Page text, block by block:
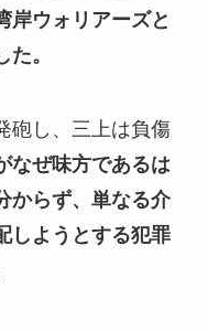
岸ウォリアーズと
。
砲し、三上は負傷
なぜ味方であるは
からず、単なる介
しようとする犯罪